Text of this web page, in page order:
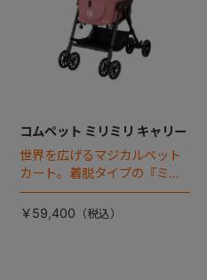
コムペット ミリミリ キャリー
世界を広げるマジカルペット
カート。着脱タイプの『ミリ
ミリEG』 がフルモデルチェン
ジ 。新機能「マジカルフォー
￥59,400